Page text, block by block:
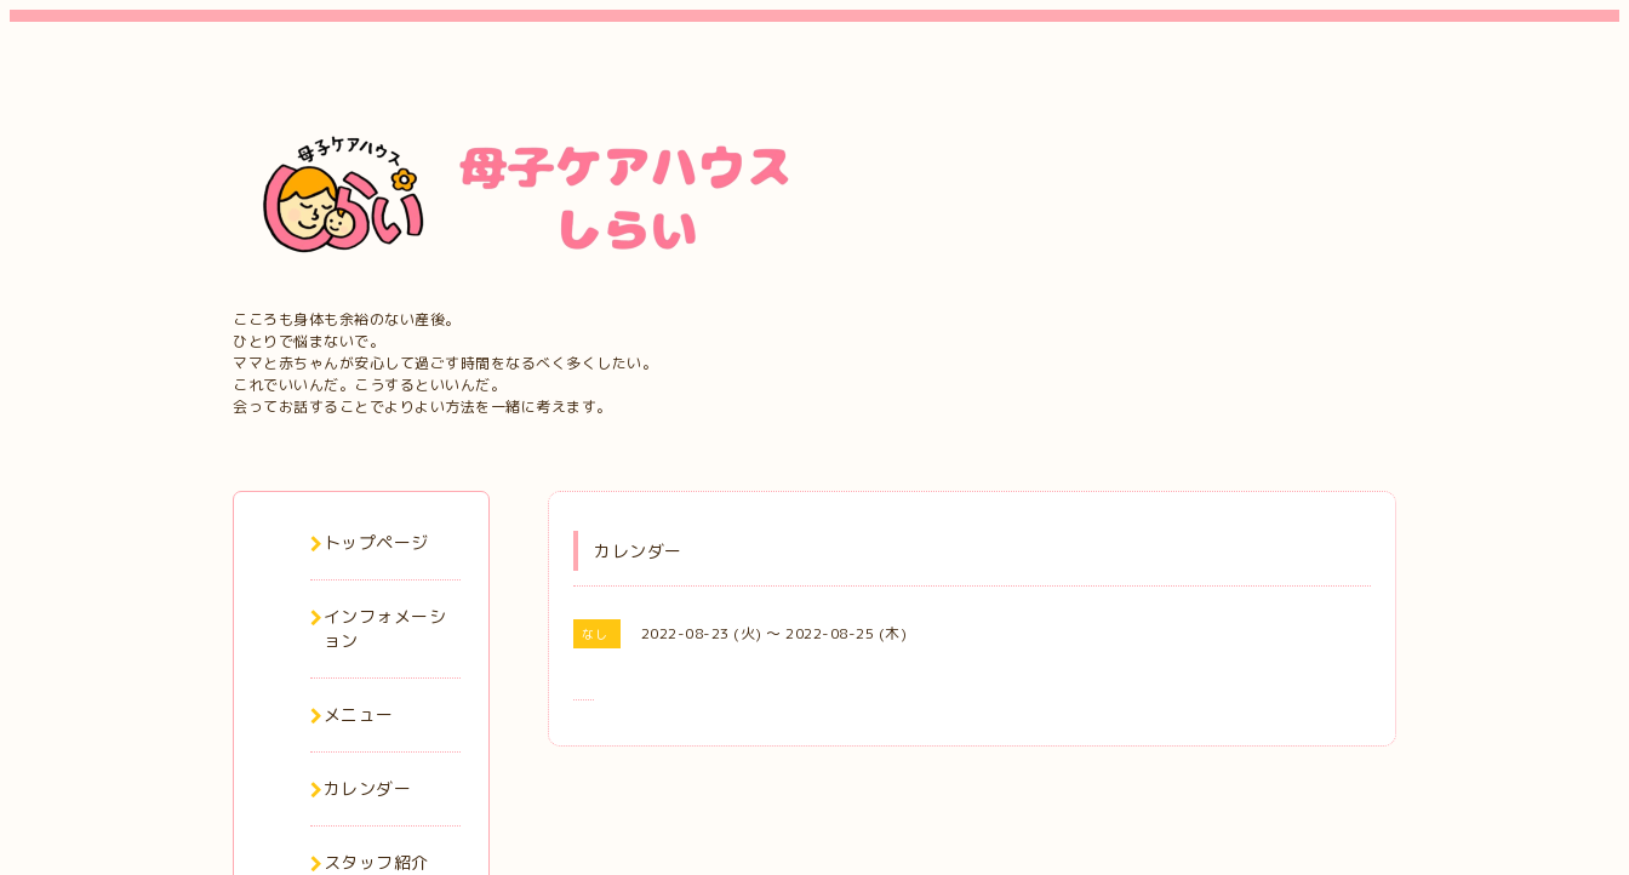
こころも身体も余裕のない産後。
ひとりで悩まないで。
ママと赤ちゃんが安心して過ごす時間をなるべく多くしたい。
これでいいんだ。こうするといいんだ。
会ってお話することでよりよい方法を一緒に考えます。
カレンダー
なし 2022-08-23 (火) ～ 2022-08-25 (木)
トップページ
インフォメーシ
ョン
メニュー
カレンダー
スタッフ紹介